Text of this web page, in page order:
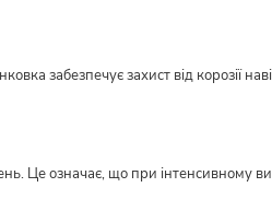
забезпечує захист від корозії
Це означає, що при інтенсивному